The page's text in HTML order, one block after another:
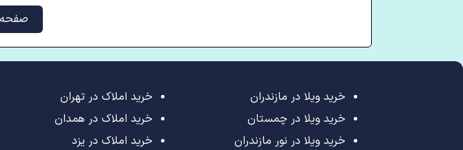
خرید ویلا در مازندران
خرید ویلا در چمستان
خرید ویلا در نور مازندران
خرید املاک در تهران
خرید املاک در همدان
خرید املاک در یزد